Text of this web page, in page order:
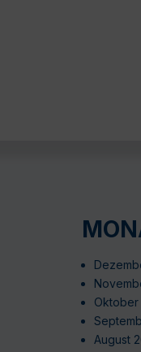
Oktober
August